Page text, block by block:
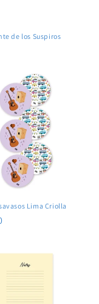
de los Suspiros
Lima Criolla